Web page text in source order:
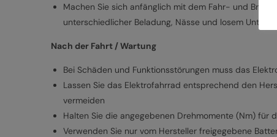
Machen Sie sich anfänglich mit dem Fahr- und
unterschiedlicher Beladung, Nässe und losem
Nach der Fahrt / Wartung
Bei Schäden und Funktionsstörungen muss das
Lassen Sie das Elektrofahrrad entsprechend den
vermeiden
Halten Sie die angegebenen Drehmomente (Nm) für
Verwenden Sie nur vom Hersteller freigegebene